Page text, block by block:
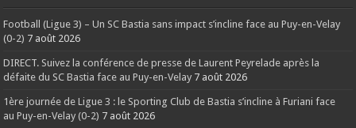
Football (Ligue 3) – Un SC Bastia sans impact s’incline face au Puy-en-Velay
(0-2) 7 août 2026
DIRECT. Suivez la conférence de presse de Laurent Peyrelade après la
défaite du SC Bastia face au Puy-en-Velay 7 août 2026
1ère journée de Ligue 3 : le Sporting Club de Bastia s’incline à Furiani face
au Puy-en-Velay (0-2) 7 août 2026